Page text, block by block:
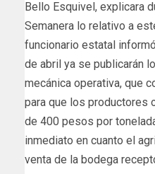
Bello Esquivel, explicara
Semanera lo relativo a
funcionario estatal
de abril ya se publicarán
mecánica operativa, que
para que los productores
de 400 pesos por
inmediato en cuanto el
venta de la bodega